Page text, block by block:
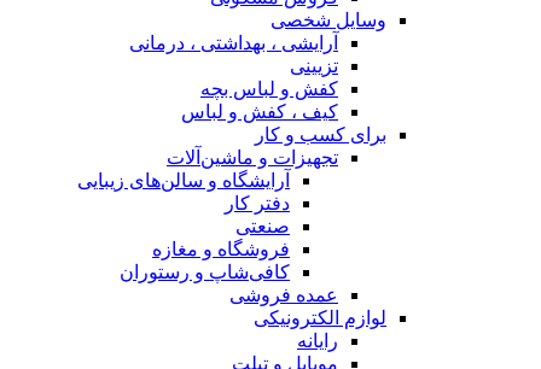
وسایل شخصی
آرایشی ، بهداشتی ، درمانی
تزیینی
کفش و لباس بچه
کیف ، کفش و لباس
برای کسب و کار
تجهیزات و ماشین‌آلات
آرایشگاه و سالن‌های زیبایی
دفتر کار
صنعتی
فروشگاه و مغازه
کافی‌شاپ و رستوران
عمده فروشی
لوازم الکترونیکی
رایانه
موبایل و تبلت